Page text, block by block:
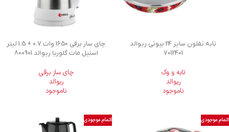
تابه تفلون سایز 24 بیوتی ریوالد
7012401
تابه و وک
ریوالد
ناموجود
چای ساز برقی 1650 وات 0.7 + 1.5 لیتر
استیل مات گلوریا ریوالد 800901
چای ساز برقی
ریوالد
ناموجود
اتمام موجودی اتمام موجودی